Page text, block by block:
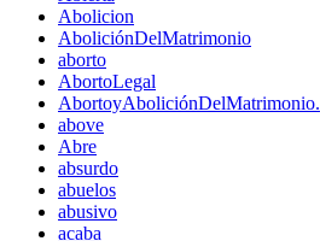
Abolicion
AboliciónDelMatrimonio
aborto
AbortoLegal
AbortoyAboliciónDelMatrimonio.
above
Abre
absurdo
abuelos
abusivo
acaba